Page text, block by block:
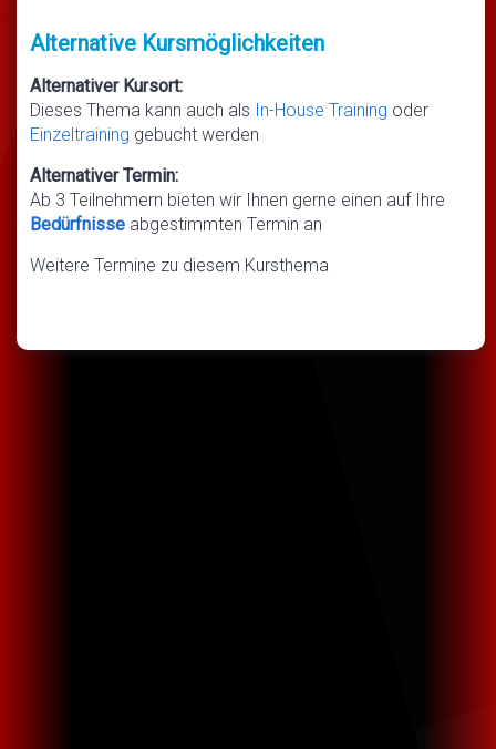
Alternative Kursmöglichkeiten
Alternativer Kursort:
Dieses Thema kann auch als In-House Training oder
Einzeltraining gebucht werden
Alternativer Termin:
Ab 3 Teilnehmern bieten wir Ihnen gerne einen auf Ihre
Bedürfnisse abgestimmten Termin an
Weitere Termine zu diesem Kursthema